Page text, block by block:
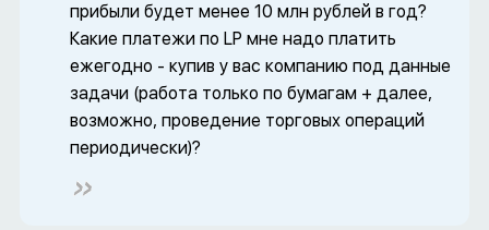
прибыли будет менее 10 млн рублей в год?
Какие платежи по LP мне надо платить
ежегодно - купив у вас компанию под данные
задачи (работа только по бумагам + далее,
возможно, проведение торговых операций
периодически)?